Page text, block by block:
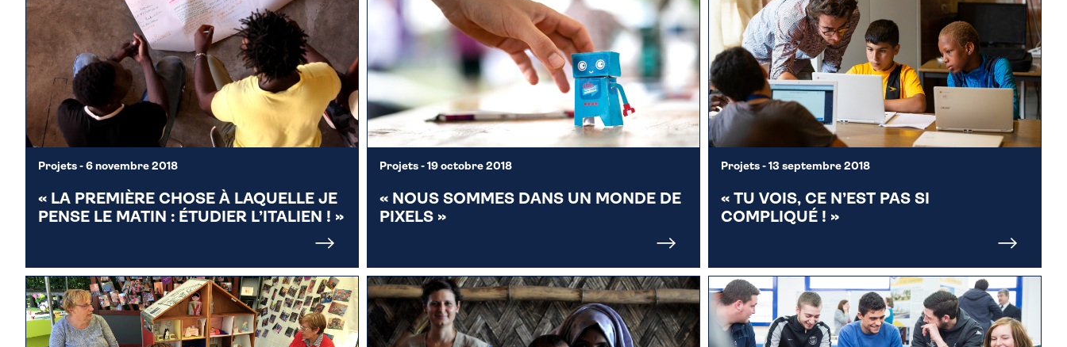
Projets - 6 novembre 2018
« LA PREMIÈRE CHOSE À LAQUELLE JE
PENSE LE MATIN : ÉTUDIER L’ITALIEN ! »
Projets - 19 octobre 2018
« NOUS SOMMES DANS UN MONDE DE
PIXELS »
Projets - 13 septembre 2018
« TU VOIS, CE N’EST PAS SI
COMPLIQUÉ ! »